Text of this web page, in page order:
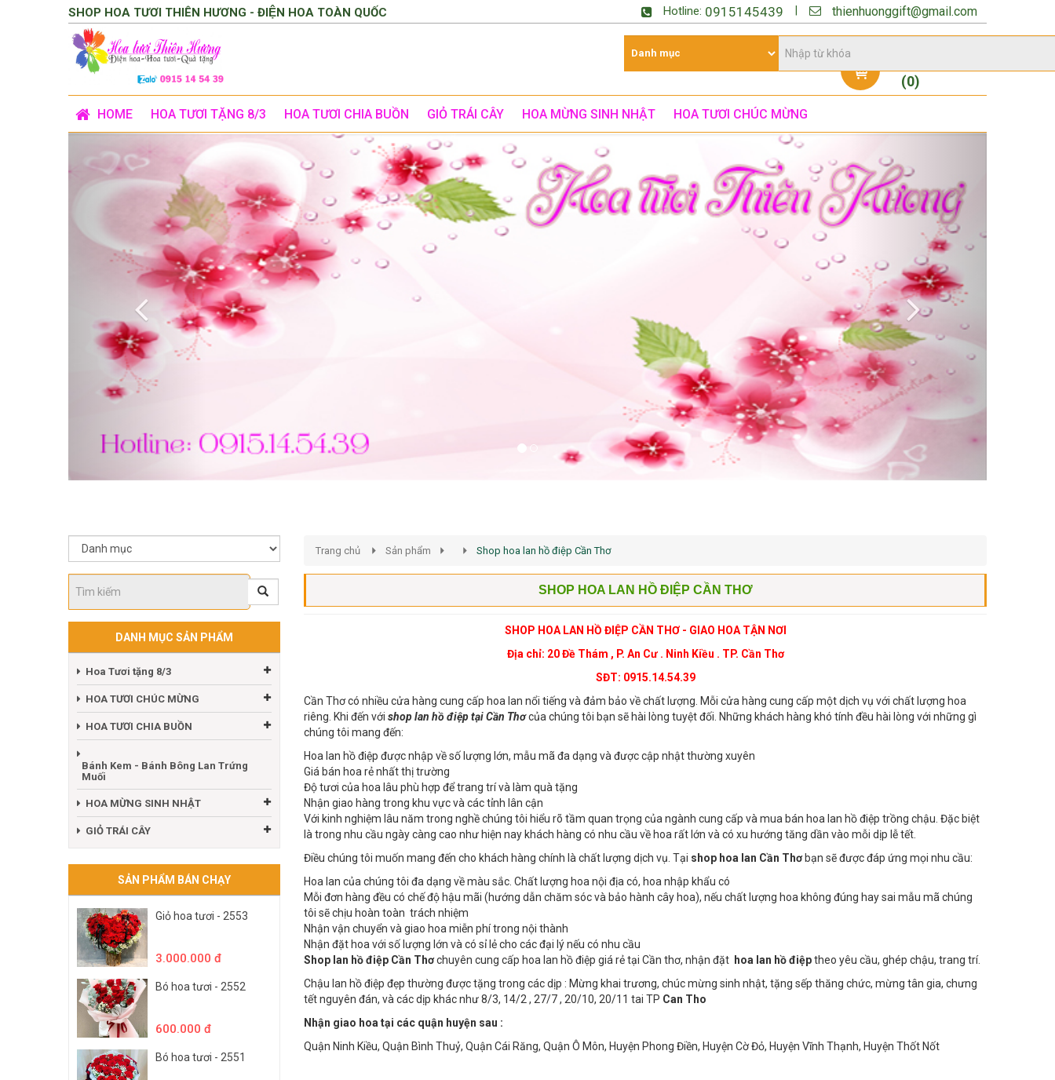
SHOP HOA TƯƠI THIÊN HƯƠNG - ĐIỆN HOA TOÀN QUỐC Hotline: 0915145439 thienhuonggift@gmail.com
(0)
HOME HOA TƯƠI TẶNG 8/3 HOA TƯƠI CHIA BUỒN GIỎ TRÁI CÂY HOA MỪNG SINH NHẬT HOA TƯƠI CHÚC MỪNG
Previous
DANH MỤC SẢN PHẨM
Hoa Tươi tặng 8/3
HOA TƯƠI CHÚC MỪNG
HOA TƯƠI CHIA BUỒN
Bánh Kem - Bánh Bông Lan Trứng
Muối
HOA MỪNG SINH NHẬT
GIỎ TRÁI CÂY
SẢN PHẨM BÁN CHẠY
Giỏ hoa tươi - 2553
3.000.000 đ
Bó hoa tươi - 2552
600.000 đ
Bó hoa tươi - 2551
Trang chủ Sản phẩm Shop hoa lan hồ điệp Cần Thơ
SHOP HOA LAN HỒ ĐIỆP CẦN THƠ
SHOP HOA LAN HỒ ĐIỆP CẦN THƠ - GIAO HOA TẬN NƠI
Địa chỉ: 20 Đề Thám , P. An Cư . Ninh Kiều . TP. Cần Thơ
SĐT: 0915.14.54.39
Cần Thơ có nhiều cửa hàng cung cấp hoa lan nổi tiếng và đảm bảo về chất lượng. Mỗi cửa hàng cung cấp một dịch vụ với chất lượng hoa
riêng. Khi đến với shop lan hồ điệp tại Cần Thơcủa chúng tôi bạn sẽ hài lòng tuyệt đối. Những khách hàng khó tính đều hài lòng với những gì
chúng tôi mang đến:
Hoa lan hồ điệp được nhập về số lượng lớn, mẫu mã đa dạng và được cập nhật thường xuyên
Giá bán hoa rẻ nhất thị trường
Độ tươi của hoa lâu phù hợp để trang trí và làm quà tặng
Nhận giao hàng trong khu vực và các tỉnh lân cận
Với kinh nghiệm lâu năm trong nghề chúng tôi hiểu rõ tầm quan trọng của ngành cung cấp và mua bán hoa lan hồ điệp trồng chậu. Đặc biệt
là trong nhu cầu ngày càng cao như hiện nay khách hàng có nhu cầu về hoa rất lớn và có xu hướng tăng dần vào mỗi dịp lễ tết.
Điều chúng tôi muốn mang đến cho khách hàng chính là chất lượng dịch vụ. Tại shop hoa lan Cần Thơbạn sẽ được đáp ứng mọi nhu cầu:
Hoa lan của chúng tôi đa dạng về màu sắc. Chất lượng hoa nội địa có, hoa nhập khẩu có
Mỗi đơn hàng đều có chế độ hậu mãi (hướng dẫn chăm sóc và bảo hành cây hoa), nếu chất lượng hoa không đúng hay sai mẫu mã chúng
tôi sẽ chịu hoàn toàn trách nhiệm
Nhận vận chuyển và giao hoa miễn phí trong nội thành
Nhận đặt hoa với số lượng lớn và có sỉ lẻ cho các đại lý nếu có nhu cầu
Shop lan hồ điệp Cần Thơchuyên cung cấp hoa lan hồ điệp giá rẻ tại Cần thơ, nhận đặt hoa lan hồ điệptheo yêu cầu, ghép chậu, trang trí.
Chậu lan hồ điệp đẹp thường được tặng trong các dịp : Mừng khai trương, chúc mừng sinh nhật, tặng sếp thăng chức, mừng tân gia, chưng
tết nguyên đán, và các dịp khác như 8/3, 14/2 , 27/7 , 20/10, 20/11 tai TP Can Tho
Nhận giao hoa tại các quận huyện sau :
Quận Ninh Kiều, Quận Bình Thuỷ, Quận Cái Răng, Quận Ô Môn, Huyện Phong Điền, Huyện Cờ Đỏ, Huyện Vĩnh Thạnh, Huyện Thốt Nốt